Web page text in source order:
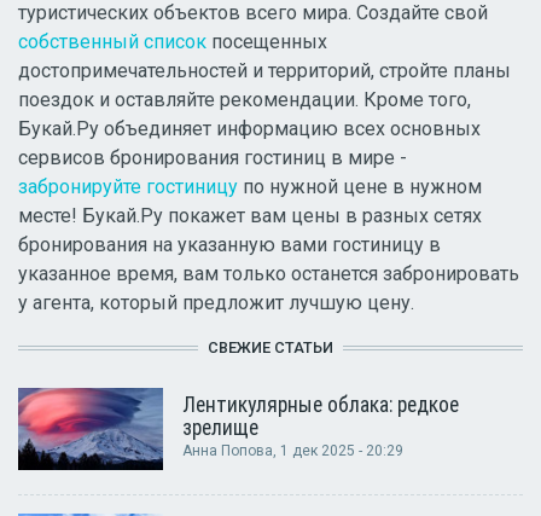
туристических объектов всего мира. Создайте свой
собственный список посещенных
достопримечательностей и территорий, стройте планы
поездок и оставляйте рекомендации. Кроме того,
Букай.Ру объединяет информацию всех основных
сервисов бронирования гостиниц в мире -
забронируйте гостиницу по нужной цене в нужном
месте! Букай.Ру покажет вам цены в разных сетях
бронирования на указанную вами гостиницу в
указанное время, вам только останется забронировать
у агента, который предложит лучшую цену.
СВЕЖИЕ СТАТЬИ
Лентикулярные облака: редкое
зрелище
Анна Попова, 1 дек 2025 - 20:29